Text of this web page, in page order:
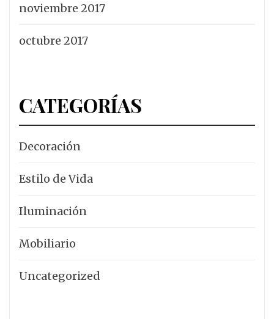
noviembre 2017
octubre 2017
CATEGORÍAS
Decoración
Estilo de Vida
Iluminación
Mobiliario
Uncategorized